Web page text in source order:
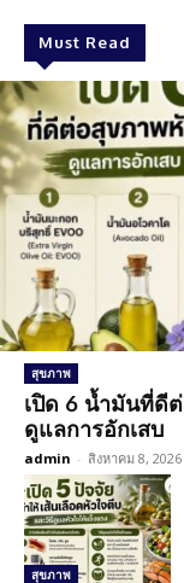
Must Read
สุขภาพ
เปิด 6 น้ำมันที่ดี
ดูแลการอักเสบ
admin - สิงหาคม 8, 2026
สุขภาพ